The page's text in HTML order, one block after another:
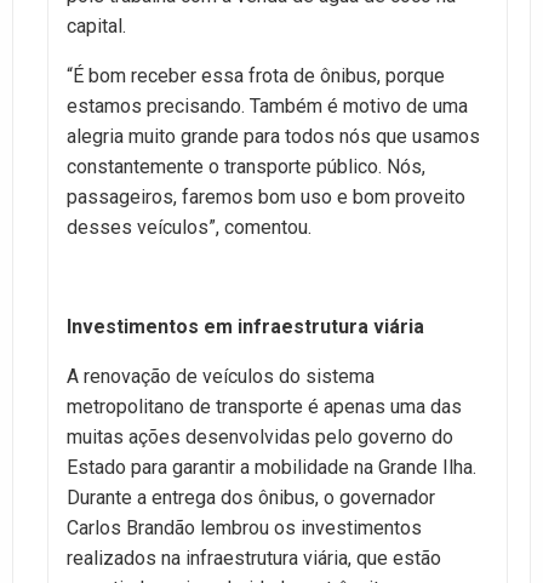
capital.
“É bom receber essa frota de ônibus, porque
estamos precisando. Também é motivo de uma
alegria muito grande para todos nós que usamos
constantemente o transporte público. Nós,
passageiros, faremos bom uso e bom proveito
desses veículos”, comentou.
Investimentos em infraestrutura viária
A renovação de veículos do sistema
metropolitano de transporte é apenas uma das
muitas ações desenvolvidas pelo governo do
Estado para garantir a mobilidade na Grande Ilha.
Durante a entrega dos ônibus, o governador
Carlos Brandão lembrou os investimentos
realizados na infraestrutura viária, que estão